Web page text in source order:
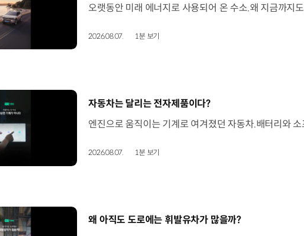
2026.08.07. 1분 보기
[동영상]
자동차는 달리는 전자제품이다?
2026.08.07. 1분 보기
[동영상]
왜 아직도 도로에는 휘발유차가 많을까?